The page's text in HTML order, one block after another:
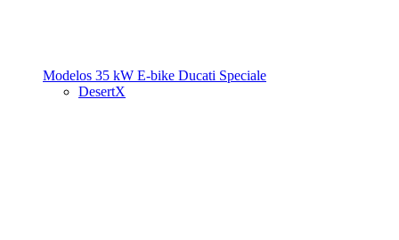
Modelos 35 kW E-bike Ducati Speciale
DesertX